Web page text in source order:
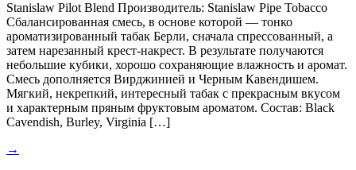
Stanislaw Pilot Blend Производитель: Stanislaw Pipe Tobacco
Сбалансированная смесь, в основе которой — тонко
ароматизированный табак Берли, сначала спрессованный, а
затем нарезанный крест-накрест. В результате получаются
небольшие кубики, хорошо сохраняющие влажность и аромат.
Смесь дополняется Вирджинией и Черным Кавендишем.
Мягкий, некрепкий, интересный табак с прекрасным вкусом
и характерным пряным фруктовым ароматом. Состав: Black
Cavendish, Burley, Virginia […]
→